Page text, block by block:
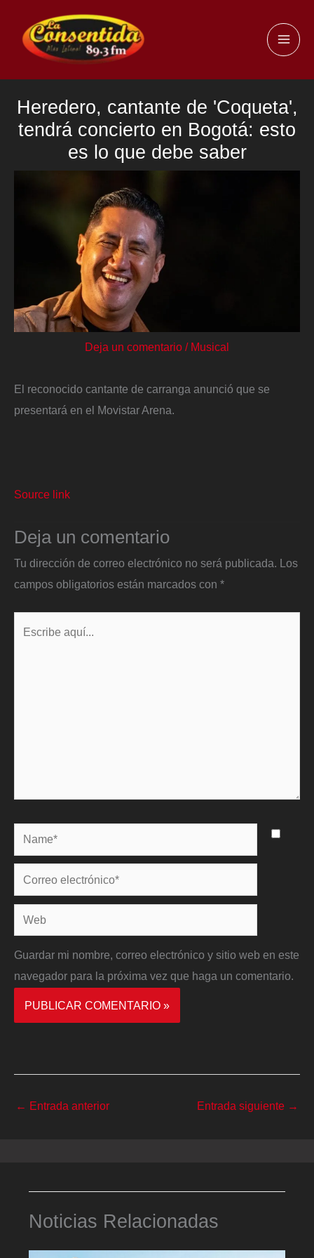
contenido
Heredero, cantante de 'Coqueta',
tendrá concierto en Bogotá: esto
es lo que debe saber
Deja un comentario / Musical
El reconocido cantante de carranga anunció que se
presentará en el Movistar Arena.
Source link
Deja un comentario
Tu dirección de correo electrónico no será publicada.
Los
campos obligatorios están marcados con *
Name*
Correo
electrónico*
Web
Guardar mi nombre, correo electrónico y sitio web en este
navegador para la próxima vez que haga un comentario.
← Entrada anterior Entrada siguiente →
Noticias Relacionadas